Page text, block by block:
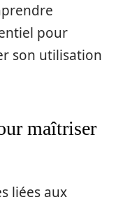
pour
son utilisation
maîtriser
liées aux